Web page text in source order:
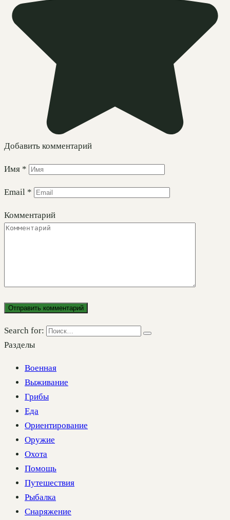
Добавить комментарий
Имя *
Email *
Комментарий
Search for:
Разделы
Военная
Выживание
Грибы
Еда
Ориентирование
Оружие
Охота
Помощь
Путешествия
Рыбалка
Снаряжение